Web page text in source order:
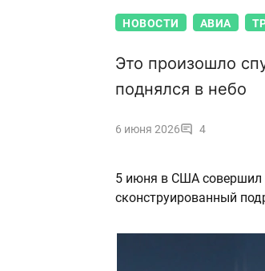
НОВОСТИ АВИА
Это произошло
поднялся в небо
6 июня 2026 4
5 июня в США совершил
сконструированный